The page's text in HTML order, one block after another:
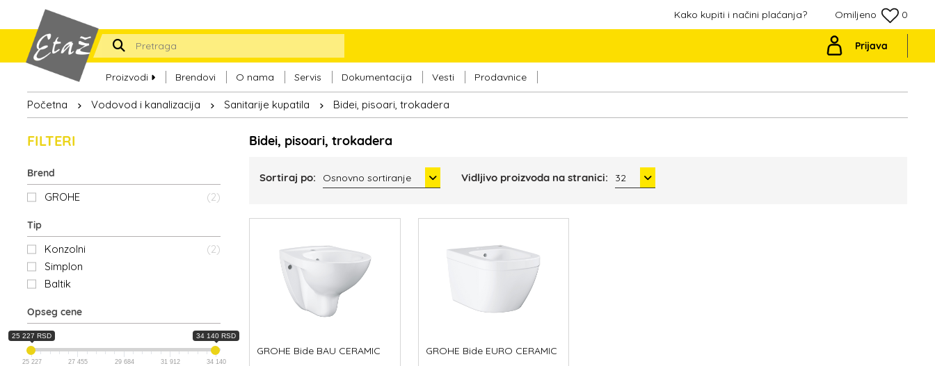
Omiljeno 0
Kako kupiti i načini plaćanja?
Prijava
Proizvodi Brendovi O nama Servis Dokumentacija Vesti Prodavnice
Početna Vodovod i kanalizacija Sanitarije kupatila Bidei, pisoari, trokadera
FILTERI
Brend
GROHE (2)
Tip
Konzolni
(2)
Simplon
Baltik
Opseg cene
25 227 RSD 34 140 RSD
25 227 27 455 29 684 31 912 34 140
Bidei, pisoari, trokadera
Sortiraj po: Osnovno sortiranje Vidljivo proizvoda na stranici: 32
GROHE Bide BAU CERAMIC GROHE Bide EURO CERAMIC